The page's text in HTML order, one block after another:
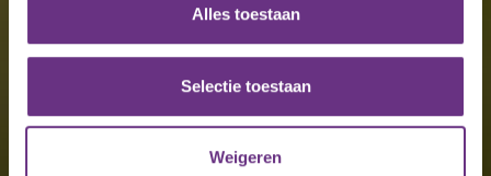
en om ons websiteverkeer te analyseren. Ook delen we
partners voor social media, adverteren en analyse. Deze
partners kunnen deze gegevens combineren met andere
verzameld op basis van uw gebruik van hun services.
Alles toestaan
Selectie toestaan
Weigeren